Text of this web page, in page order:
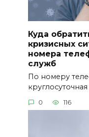
Куда
кризисных
номера
служб
По номеру
0 116